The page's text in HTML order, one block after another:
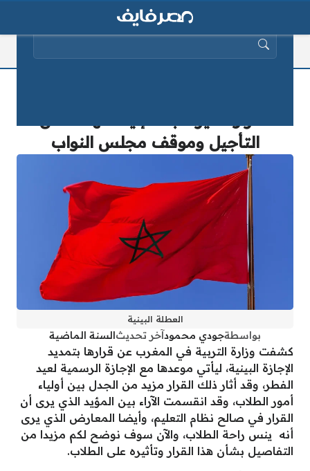
التأجيل وموقف مجلس النواب
العطلة البينية
بواسطةجودي محمودآخر تحديثالسنة الماضية
كشفت وزارة التربية في المغرب عن قرارها بتمديد
الإجازة البينية، ليأتي موعدها مع الإجازة الرسمية لعيد
الفطر، وقد أثار ذلك القرار مزيد من الجدل بين أولياء
أمور الطلاب، وقد انقسمت الآراء بين المؤيد الذي يرى أن
القرار في صالح نظام التعليم، وأيضا المعارض الذي يرى
أنه ينس راحة الطلاب، والآن سوف نوضح لكم مزيدا من
التفاصيل بشأن هذا القرار وتأثيره على الطلاب.
البحث عن: